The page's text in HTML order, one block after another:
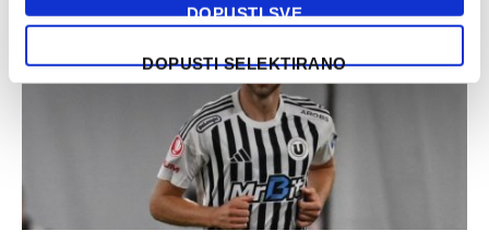
DOPUSTI SVE
DOPUSTI SELEKTIRANO